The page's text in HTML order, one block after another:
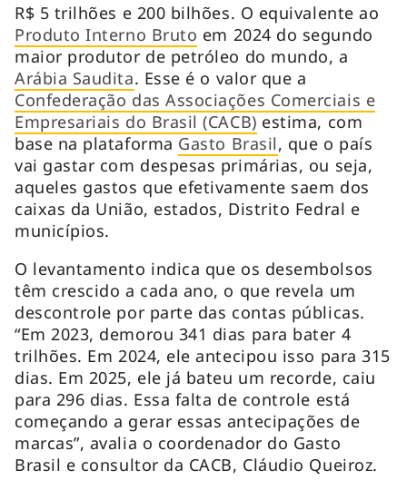
R$ 5 trilhões e 200 bilhões. O equivalente ao
Produto Interno Bruto em 2024 do segundo
maior produtor de petróleo do mundo, a
Arábia Saudita. Esse é o valor que a
Confederação das Associações Comerciais e
Empresariais do Brasil (CACB) estima, com
base na plataforma Gasto Brasil, que o país
vai gastar com despesas primárias, ou seja,
aqueles gastos que efetivamente saem dos
caixas da União, estados, Distrito Fedral e
municípios.
O levantamento indica que os desembolsos
têm crescido a cada ano, o que revela um
descontrole por parte das contas públicas.
“Em 2023, demorou 341 dias para bater 4
trilhões. Em 2024, ele antecipou isso para 315
dias. Em 2025, ele já bateu um recorde, caiu
para 296 dias. Essa falta de controle está
começando a gerar essas antecipações de
marcas”, avalia o coordenador do Gasto
Brasil e consultor da CACB, Cláudio Queiroz.